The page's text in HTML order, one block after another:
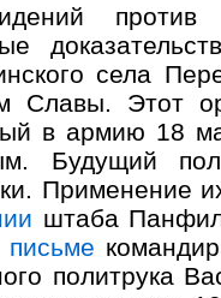
против
села
Славы. Этот
в армию 18
Будущий
Применение
штаба
письме
политрука